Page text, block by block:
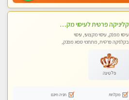
קליניקה פרטית לעיסוי מקצועי ואלטרנטיבי ברמה גבוהה VIP תתקשר ..... highly recommended..new in the city
עיסוי מפנק, עיסוי מקצועי, עיסוי
בקלניקה פרטית, מתחמי ספא מפנק,
טנטרה, עיסוי מגבר לגבר, עיסוי מגבר
לאישה
פלטינה
מקלחת
חניה חינם